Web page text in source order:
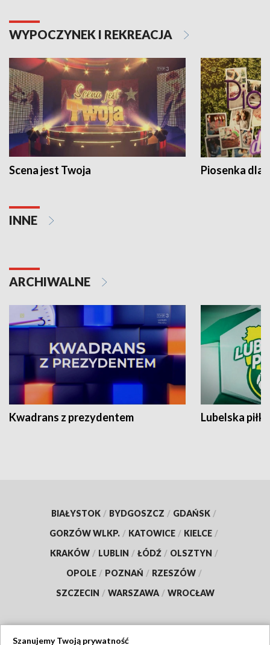
WYPOCZYNEK I REKREACJA
Scena jest Twoja Piosenka dla
INNE
ARCHIWALNE
Kwadrans z prezydentem Lubelska piłka
BIAŁYSTOK / BYDGOSZCZ / GDAŃSK /
GORZÓW WLKP. / KATOWICE / KIELCE /
KRAKÓW / LUBLIN / ŁÓDŹ / OLSZTYN /
OPOLE / POZNAŃ / RZESZÓW /
SZCZECIN / WARSZAWA / WROCŁAW
Szanujemy Twoją prywatność